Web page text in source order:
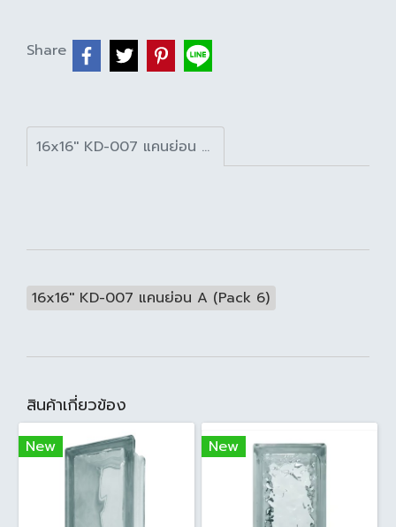
Share
16x16'' KD-007 แคนย่อน A (Pack 6)
16x16'' KD-007 แคนย่อน A (Pack 6)
สินค้าเกี่ยวข้อง
New New